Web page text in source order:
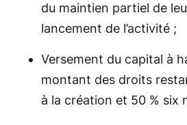
du maintien partiel de
lancement de l’activité ;
Versement du capital à
montant des droits
à la création et 50 % six